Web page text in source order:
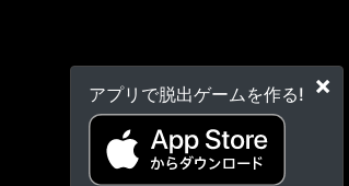
×
アプリで脱出ゲームを作る!